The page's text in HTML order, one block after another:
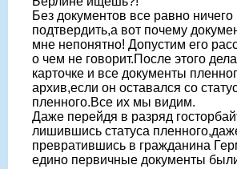
Без документов все равно
подтвердить,а вот почему
мне непонятно! Допустим его
о чем не говорит.После этого
карточке и все документы
архив,если он оставался со
пленного.Все их мы видим.
Даже перейдя в разряд
лишившись статуса
превратившись в гражданина
едино первичные документы